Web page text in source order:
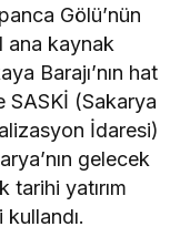
Gölü’nün
ana kaynak
Barajı’nın hat
SASKİ (Sakarya
İdaresi)
gelecek
tarihi yatırım